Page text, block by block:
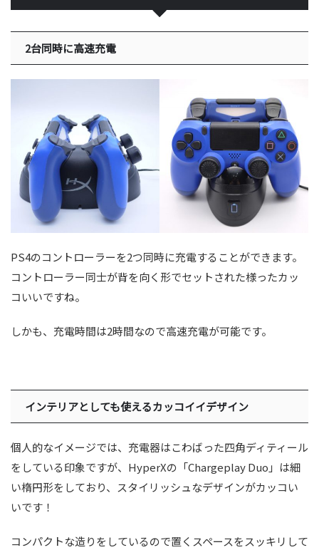
2台同時に高速充電
PS4のコントローラーを2つ同時に充電することができます。
コントローラー同士が背を向く形でセットされた様ったカッ
コいいですね。
しかも、充電時間は2時間なので高速充電が可能です。
インテリアとしても使えるカッコイイデザイン
個人的なイメージでは、充電器はこわばった四角ディティール
をしている印象ですが、HyperXの「Chargeplay Duo」は細
い楕円形をしており、スタイリッシュなデザインがカッコい
いです！
コンパクトな造りをしているので置くスペースをスッキリして